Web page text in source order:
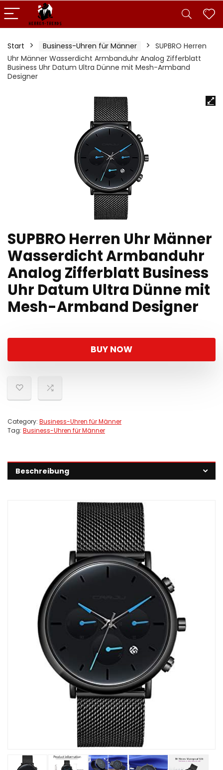
Start Business-Uhren für Männer
SUPBRO Herren
Uhr Männer Wasserdicht Armbanduhr Analog Zifferblatt
Business Uhr Datum Ultra Dünne mit Mesh-Armband
Designer
SUPBRO Herren Uhr Männer
Wasserdicht Armbanduhr
Analog Zifferblatt Business
Uhr Datum Ultra Dünne mit
Mesh-Armband Designer
BUY NOW
Category: Business-Uhren für Männer
Tag: Business-Uhren für Männer
Beschreibung